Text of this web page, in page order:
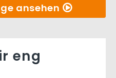
ansehen
eng